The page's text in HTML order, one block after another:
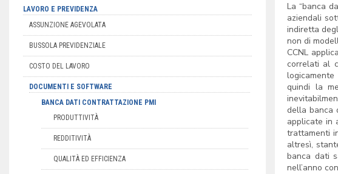
LAVORO E PREVIDENZA
ASSUNZIONE AGEVOLATA
BUSSOLA PREVIDENZIALE
COSTO DEL LAVORO
DOCUMENTI E SOFTWARE
BANCA DATI CONTRATTAZIONE PMI
PRODUTTIVITÀ
REDDITIVITÀ
QUALITÀ ED EFFICIENZA
La “banca
aziendali
indiretta
non di
CCNL
correlati al
quindi la
della banca
applicate in
trattamenti
altresì,
banca dati
nell’anno